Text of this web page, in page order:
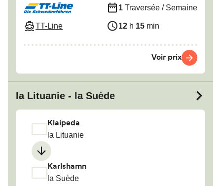
TT-Line
1 Traversée / Semaine
12 h 15 min
Voir prix
la Lituanie - la Suède
Klaipeda
la Lituanie
Karlshamn
la Suède